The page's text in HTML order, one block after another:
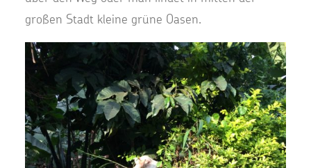
großen Stadt kleine grüne Oasen.